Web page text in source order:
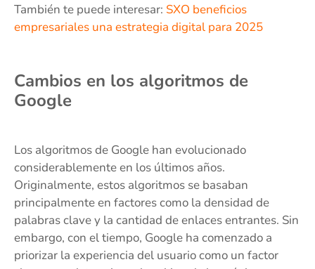
También te puede interesar: SXO beneficios
empresariales una estrategia digital para 2025
Cambios en los algoritmos de
Google
Los algoritmos de Google han evolucionado
considerablemente en los últimos años.
Originalmente, estos algoritmos se basaban
principalmente en factores como la densidad de
palabras clave y la cantidad de enlaces entrantes. Sin
embargo, con el tiempo, Google ha comenzado a
priorizar la experiencia del usuario como un factor